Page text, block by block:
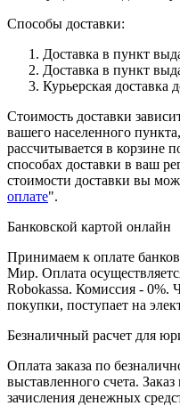
Способы доставки:
Доставка в пункт
Доставка в пункт
Курьерская доставка
Стоимость доставки
вашего населенного
рассчитывается в корзине
способах доставки в ваш
стоимости доставки вы
оплате".
Банковской картой онлайн
Принимаем к оплате
Мир. Оплата
Robokassa. Комиссия -
покупки, поступает на
Безналичный расчет для
Оплата заказа по
выставленного счета.
зачисления денежных